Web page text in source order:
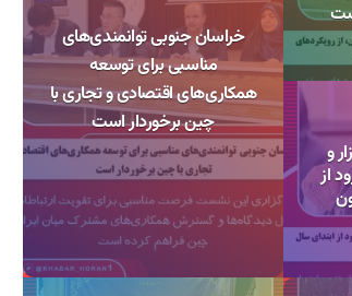
خراسان جنوبی توانمندی‌های
مناسبی برای توسعه
همکاری‌های اقتصادی و تجاری با
چین برخوردار است
289 هزار و
از